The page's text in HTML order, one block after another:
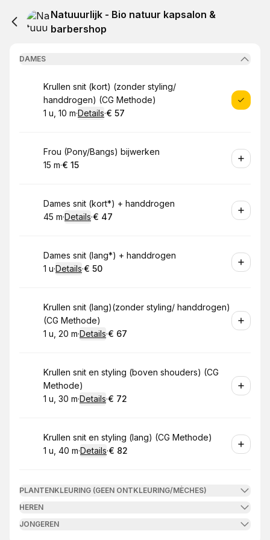
Natuuurlijk - Bio natuur kapsalon &
barbershop
DAMES
Boek
Krullen snit (kort) (zonder styling/
handdrogen) (CG Methode)
. Duur:
1 u, 10 m·Details·
.Prijs:
€ 57
Boek
Frou (Pony/Bangs) bijwerken
.Duur :
15 m·
.Prijs:
€ 15
Boek
Dames snit (kort*) + handdrogen
.Duur:
45 m·Details·
.Prijs:
€ 47
Boek
Dames snit (lang*) + handdrogen
. Duur:
1 u·Details·
.Prijs:
€ 50
Boek
Krullen snit (lang)(zonder styling/ handdrogen)
(CG Methode)
. Duur:
1 u, 20 m·Details·
.Prijs:
€ 67
Boek
Krullen snit en styling (boven shouders) (CG
Methode)
. Duur:
1 u, 30 m·Details·
.Prijs:
€ 72
Boek
Krullen snit en styling (lang) (CG Methode)
. Duur :
1 u, 40 m·Details·
.Prijs:
€ 82
PLANTENKLEURING (GEEN ONTKLEURING/MÈCHES)
HEREN
JONGEREN